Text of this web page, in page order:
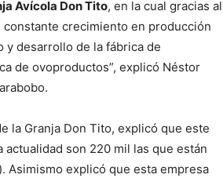
Avícola Don Tito, en la cual gracias al
crecimiento en producción
y desarrollo de la fábrica de
de ovoproductos”, explicó Néstor
la Granja Don Tito, explicó que este
son 220 mil las que están
Asimismo explicó que esta empresa